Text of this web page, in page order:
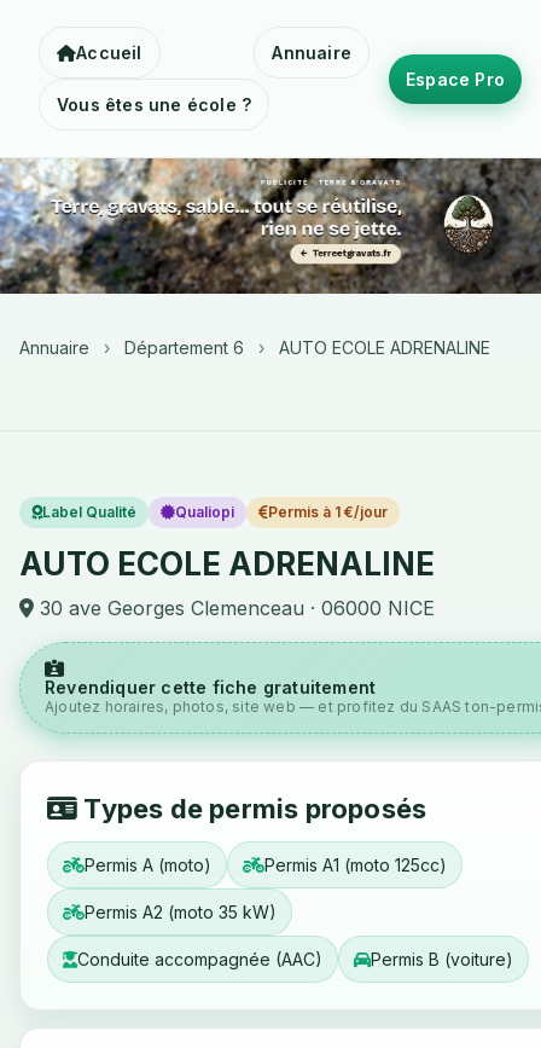
Accueil Annuaire
Vous êtes une école ?
Espace Pro
Annuaire › Département 6 › AUTO ECOLE ADRENALINE
Label Qualité Qualiopi Permis à 1 €/jour
AUTO ECOLE ADRENALINE
30 ave Georges Clemenceau · 06000 NICE
Revendiquer cette fiche gratuitement
Ajoutez horaires, photos, site web — et profitez du SAAS ton-
Types de permis proposés
Permis A (moto) Permis A1 (moto 125cc)
Permis A2 (moto 35 kW)
Conduite accompagnée (AAC) Permis B (voiture)